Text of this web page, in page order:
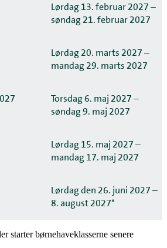
Lørdag 13. februar 2027 –
søndag 21. februar 2027
Lørdag 20. marts 2027 –
mandag 29. marts 2027
Torsdag 6. maj 2027 –
søndag 9. maj 2027
Lørdag 15. maj 2027 –
mandag 17. maj 2027
Lørdag den 26. juni 2027 –
8. august 2027*
starter børnehaveklasserne senere